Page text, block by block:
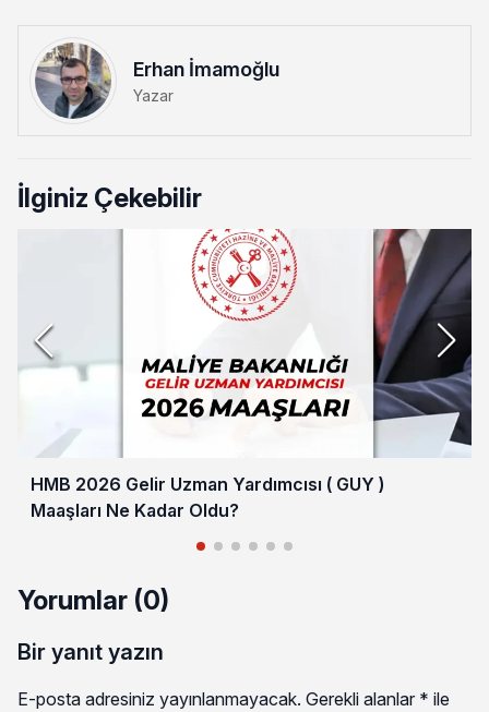
Erhan İmamoğlu
Yazar
İlginiz Çekebilir
HMB 2026 Gelir Uzman Yardımcısı ( GUY )
Maaşları Ne Kadar Oldu?
Yorumlar (0)
Bir yanıt yazın
E-posta adresiniz yayınlanmayacak. Gerekli alanlar * ile